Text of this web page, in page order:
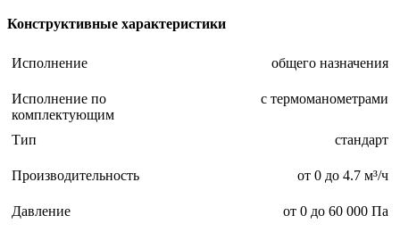
Конструктивные характеристики
Исполнение общего назначения
Исполнение по
комплектующим
с термоманометрами
Тип стандарт
Производительность от 0 до 4.7 м³/ч
Давление от 0 до 60 000 Па